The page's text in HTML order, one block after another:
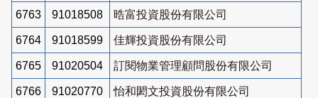
6763 91018508 晧富投資股份有限公司
6764 91018599 佳輝投資股份有限公司
6765 91020504 訂閱物業管理顧問股份有限公司
6766 91020770 怡和閎文投資股份有限公司